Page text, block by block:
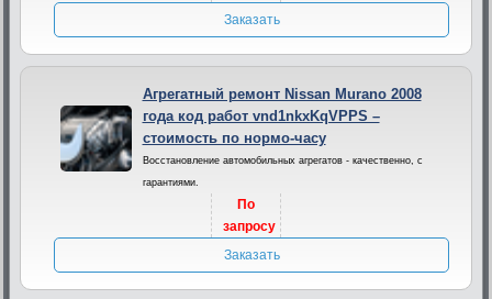
Заказать
Агрегатный ремонт Nissan Murano 2008
года код работ vnd1nkxKqVPPS –
стоимость по нормо-часу
Восстановление автомобильных агрегатов - качественно, с
гарантиями.
По
запросу
Заказать